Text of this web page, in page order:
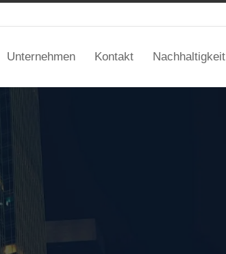
Unternehmen Kontakt Nachhaltigkeit